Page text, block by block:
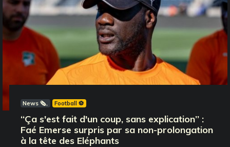
News 🗞️ Football ⚽️
‘‘Ça s'est fait d'un coup, sans explication’’ :
Faé Emerse surpris par sa non-prolongation
à la tête des Eléphants